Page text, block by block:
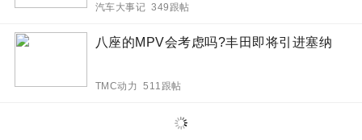
汽车大事记 349跟帖
八座的MPV会考虑吗?丰田即将引进塞纳
TMC动力 511跟帖